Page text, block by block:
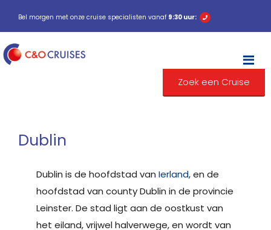
Bel morgen met onze cruise specialisten vanaf 9:30 uur:
Zoek een Cruise
Dublin
Dublin is de hoofdstad van Ierland, en de
hoofdstad van county Dublin in de provincie
Leinster. De stad ligt aan de oostkust van
het eiland, vrijwel halverwege, en wordt van